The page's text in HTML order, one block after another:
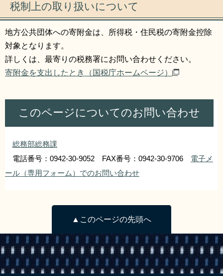
税制上の取り扱いについて
地方公共団体への寄附金は、所得税・住民税の寄附金控除
対象となります。
詳しくは、最寄りの税務署にお問い合わせください。
寄附金を支出したとき（国税庁ホームページ）
このページについてのお問い合わせ
総務部総務課
電話番号：0942-30-9052 FAX番号：0942-30-9706 電子メ
ール（専用フォーム）でのお問い合わせ
▲このページの先頭へ